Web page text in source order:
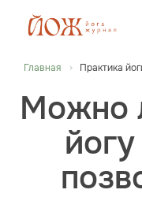
Главная Практика
Можно